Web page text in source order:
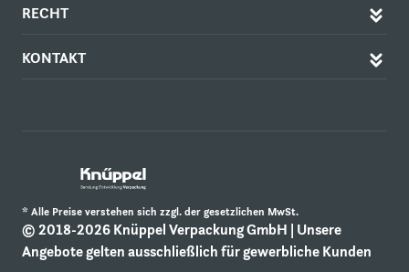
RECHT
KONTAKT
* Alle Preise verstehen sich zzgl. der gesetzlichen MwSt.
© 2018-2026 Knüppel Verpackung GmbH | Unsere
Angebote gelten ausschließlich für gewerbliche Kunden